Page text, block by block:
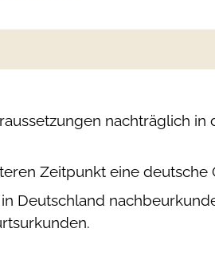
nachträglich
Zeitpunkt eine
Deutschland